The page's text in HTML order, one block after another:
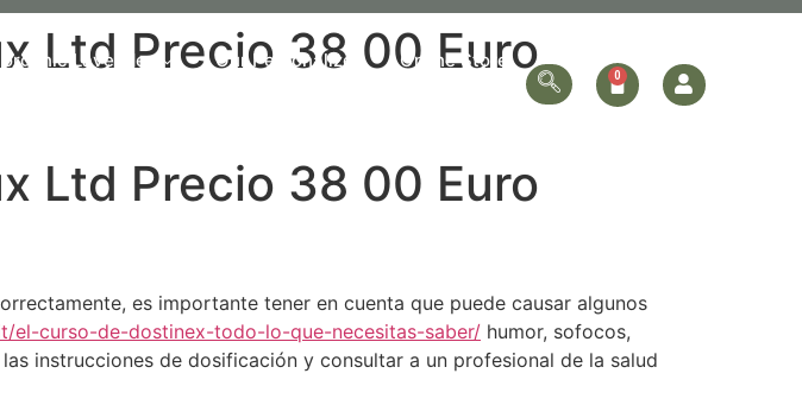
Lavender Our Personalized Online Store
Ltd Precio 38 00 Euro
Ltd Precio 38 00 Euro
es importante tener en cuenta que puede causar algunos
el-curso-de-dostinex-todo-lo-que-necesitas-saber/ humor, sofocos,
instrucciones de dosificación y consultar a un profesional de la salud